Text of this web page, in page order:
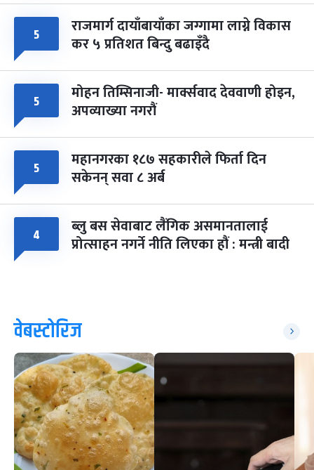
५ राजमार्ग दायाँबायाँका जग्गामा लाग्ने विकास
कर ५ प्रतिशत बिन्दु बढाइँदै
५ मोहन तिम्सिनाजी- मार्क्सवाद देववाणी होइन,
अपव्याख्या नगरौं
५ महानगरका १८७ सहकारीले फिर्ता दिन
सकेनन् सवा ८ अर्ब
४ ब्लु बस सेवाबाट लैंगिक असमानतालाई
प्रोत्साहन नगर्ने नीति लिएका हौं : मन्त्री बादी
वेबस्टोरिज